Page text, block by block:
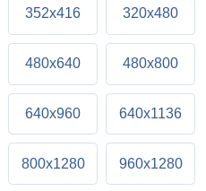
352x416 320x480
480x640 480x800
640x960 640x1136
800x1280 960x1280